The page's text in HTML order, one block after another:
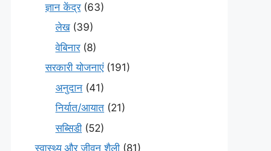
ज्ञान केंद्र(63)
लेख(39)
वेबिनार(8)
सरकारी योजनाएं(191)
अनुदान (41)
निर्यात/आयात (21)
सब्सिडी (52)
स्वास्थ्य और जीवन शैली (81)